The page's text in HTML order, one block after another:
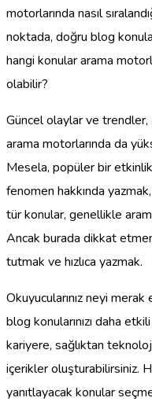
motorlarında nasıl
noktada, doğru blog
hangi konular arama
olabilir?
Güncel olaylar ve trendler,
arama motorlarında da
Mesela, popüler bir
fenomen hakkında
tür konular, genellikle
Ancak burada dikkat
tutmak ve hızlıca yazmak.
Okuyucularınız neyi merak
blog konularınızı daha
kariyere, sağlıktan
içerikler oluşturabilirsiniz.
yanıtlayacak konular